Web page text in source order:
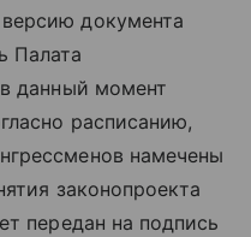
документа
Палата
данный момент
расписанию,
намечены
законопроекта
передан на подпись